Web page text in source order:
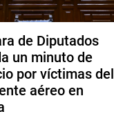
de Diputados
un minuto de
por víctimas del
aéreo en